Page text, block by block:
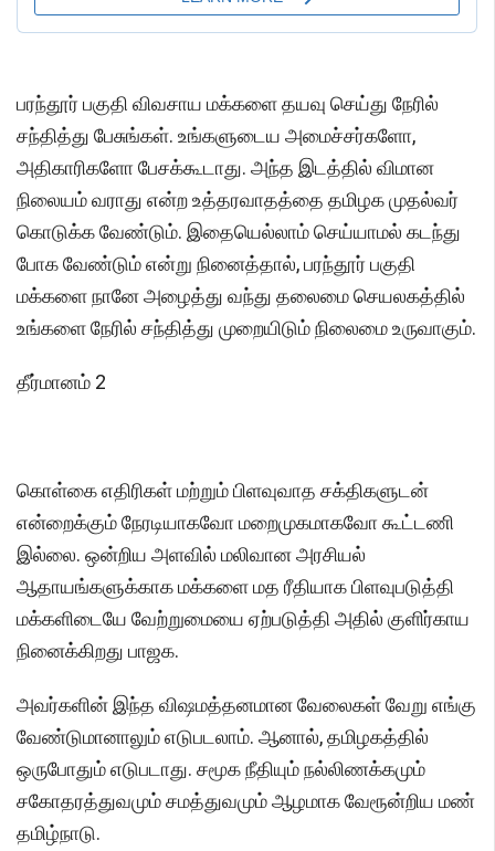
பரந்தூர் பகுதி விவசாய மக்களை தயவு செய்து நேரில்
சந்தித்து பேசுங்கள். உங்களுடைய அமைச்சர்களோ,
அதிகாரிகளோ பேசக்கூடாது. அந்த இடத்தில் விமான
நிலையம் வராது என்ற உத்தரவாதத்தை தமிழக முதல்வர்
கொடுக்க வேண்டும். இதையெல்லாம் செய்யாமல் கடந்து
போக வேண்டும் என்று நினைத்தால், பரந்தூர் பகுதி
மக்களை நானே அழைத்து வந்து தலைமை செயலகத்தில்
உங்களை நேரில் சந்தித்து முறையிடும் நிலைமை உருவாகும்.
தீர்மானம் 2
கொள்கை எதிரிகள் மற்றும் பிளவுவாத சக்திகளுடன்
என்றைக்கும் நேரடியாகவோ மறைமுகமாகவோ கூட்டணி
இல்லை. ஒன்றிய அளவில் மலிவான அரசியல்
ஆதாயங்களுக்காக மக்களை மத ரீதியாக பிளவுபடுத்தி
மக்களிடையே வேற்றுமையை ஏற்படுத்தி அதில் குளிர்காய
நினைக்கிறது பாஜக.
அவர்களின் இந்த விஷமத்தனமான வேலைகள் வேறு எங்கு
வேண்டுமானாலும் எடுபடலாம். ஆனால், தமிழகத்தில்
ஒருபோதும் எடுபடாது. சமூக நீதியும் நல்லிணக்கமும்
சகோதரத்துவமும் சமத்துவமும் ஆழமாக வேரூன்றிய மண்
தமிழ்நாடு.